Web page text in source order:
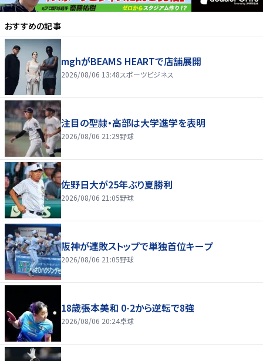
おすすめの記事
mghがBEAMS HEARTで店舗展開
2026/08/06 13:48スポーツビジネス
注目の聖隷・高部は大学進学を表明
2026/08/06 21:29野球
佐野日大が25年ぶり夏勝利
2026/08/06 21:05野球
阪神が連敗ストップで単独首位キープ
2026/08/06 21:05野球
18歳張本美和 0-2から逆転で8強
2026/08/06 20:24卓球